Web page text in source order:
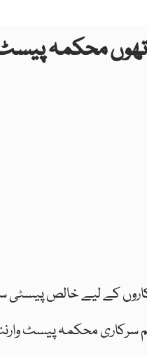
محکمہ
کے لیے خالص پیسٹی
سرکاری محکمہ پیسٹ